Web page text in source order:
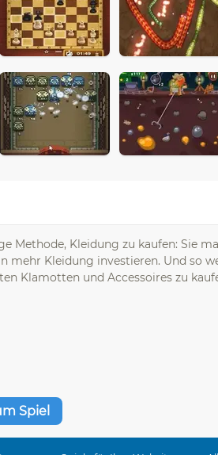
Methode, Kleidung zu kaufen: Sie
mehr Kleidung investieren. Und so
Klamotten und Accessoires zu
Spiel